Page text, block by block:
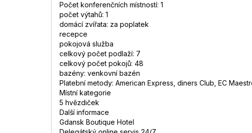
Počet konferenčních místností: 1
počet výtahů: 1
domácí zvířata: za poplatek
recepce
pokojová služba
celkový počet podlaží: 7
celkový počet pokojů: 48
bazény: venkovní bazén
Platební metody: American Express, diners Club, EC
Místní kategorie
5 hvězdiček
Další informace
Gdansk Boutique Hotel